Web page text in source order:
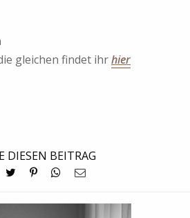
gleichen findet ihrhier
DIESEN BEITRAG